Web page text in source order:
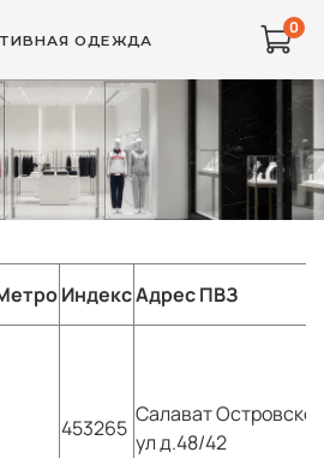
ОДЕЖДА
0
ИндексАдрес ПВЗ
453265
Салават
ул д.48/42